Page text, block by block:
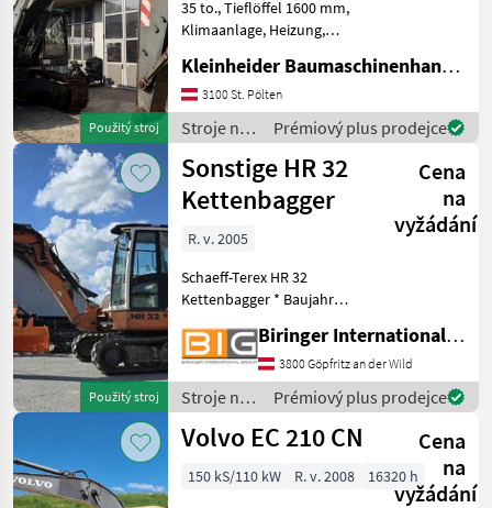
Použitý stroj
35 to., Tieflöffel 1600 mm,
Klimaanlage, Heizung,
Pásový báger
Kleinheider Baumaschinenhandel GmbH.
3100 St. Pölten
Stroje na
stavbu /
Volvo
Prémiový plus prodejce
Použitý stroj
Sonstige HR 32
Kettenbagger
Cena
na
vyžádání
R. v. 2005
Schaeff-Terex HR 32
Kettenbagger * Baujahr
* Leistung: 54 kW Stroje na
stavbu Pásový báger
Biringer International GmbH
3800 Göpfritz an der Wild
Stroje na
stavbu /
Sonstige
Prémiový plus prodejce
Volvo EC 210 CN
Cena
na
vyžádání
150 kS/110 kW R. v. 2008 16320 h